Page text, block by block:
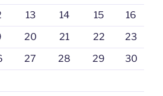
13 14 15
16
20 21 22
23
27 28 29
30